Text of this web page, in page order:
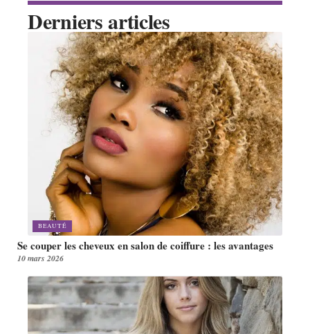
Derniers articles
BEAUTÉ
Se couper les cheveux en salon de coiffure : les avantages
10 mars 2026